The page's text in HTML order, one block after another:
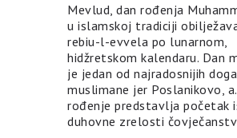
Mevlud, dan rođenja
u islamskoj tradiciji
rebiu-l-evvela po lunarnom,
hidžretskom kalendaru. Dan
je jedan od najradosnijih
muslimane jer Poslanikovo,
rođenje predstavlja početak
duhovne zrelosti